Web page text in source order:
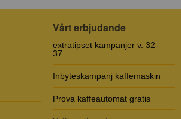
Vårt erbjudande
extratipset kampanjer v. 32-
37
Inbyteskampanj kaffemaskin
Prova kaffeautomat gratis